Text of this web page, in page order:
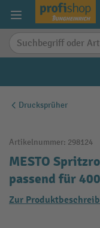
springen
Drucksprüher
Artikelnummer: 298124
MESTO
passend für
Zur